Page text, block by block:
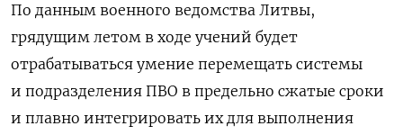
По данным военного ведомства Литвы,
грядущим летом в ходе учений будет
отрабатываться умение перемещать системы
и подразделения ПВО в предельно сжатые сроки
и плавно интегрировать их для выполнения